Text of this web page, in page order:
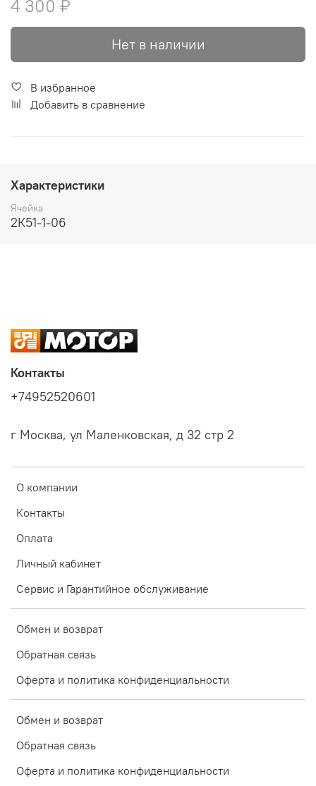
4 300 ₽
Нет в наличии
В избранное
Добавить в сравнение
Характеристики
Ячейка
2К51-1-06
О компании
Контакты
Оплата
Личный кабинет
Сервис и Гарантийное обслуживание
Обмен и возврат
Обратная связь
Оферта и политика конфиденциальности
Обмен и возврат
Обратная связь
Оферта и политика конфиденциальности
Контакты
+74952520601
г Москва, ул Маленковская, д 32 стр 2